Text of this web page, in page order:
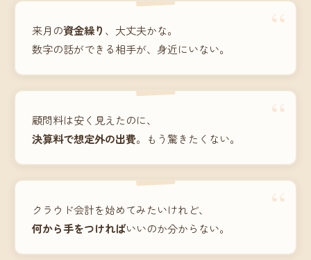
“
来月の資金繰り 、大丈夫かな。
数字の話ができる相手が、身近にいない。
“
顧問料は安く見えたのに、
決算料で想定外の出費。もう驚きたくない。
“
クラウド会計を始めてみたいけれど、
何から手をつければいいのか分からない。